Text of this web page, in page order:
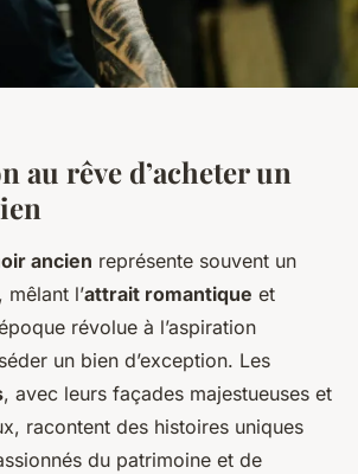
au rêve d’acheter un
ancien représente souvent un
mêlant l’attrait romantique et
révolue à l’aspiration
un bien d’exception. Les
, avec leurs façades majestueuses et
racontent des histoires uniques
du patrimoine et de